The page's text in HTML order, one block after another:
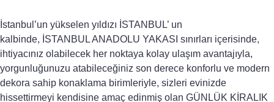
İstanbul’un yükselen yıldızı İSTANBUL’ un
kalbinde, İSTANBUL ANADOLU YAKASI sınırları içerisinde,
ihtiyacınız olabilecek her noktaya kolay ulaşım avantajıyla,
yorgunluğunuzu atabileceğiniz son derece konforlu ve modern
dekora sahip konaklama birimleriyle, sizleri evinizde
hissettirmeyi kendisine amaç edinmiş olan GÜNLÜK KİRALIK